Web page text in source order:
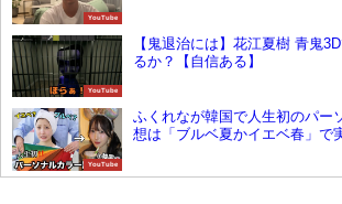
YouTube
YouTube
【鬼退治には】花江夏樹 青鬼
るか？【自信ある】
YouTube
ふくれなが韓国で人生初のパー
想は「ブルベ夏かイエベ春」で